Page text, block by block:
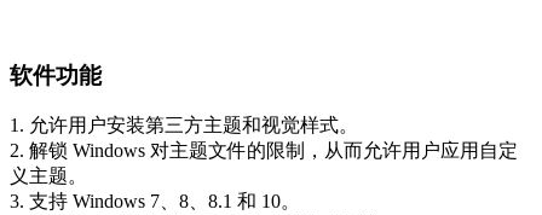
软件功能
1. 允许用户安装第三方主题和视觉样式。
2. 解锁 Windows 对主题文件的限制，从而允许用户应用自定
义主题。
3. 支持 Windows 7、8、8.1 和 10。